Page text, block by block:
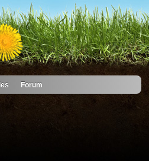
Forum